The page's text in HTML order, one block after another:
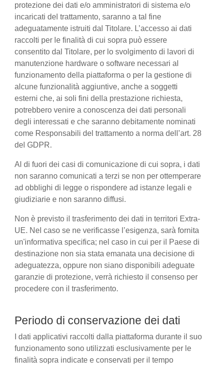
protezione dei dati e/o amministratori di sistema e/o
incaricati del trattamento, saranno a tal fine
adeguatamente istruiti dal Titolare. L’accesso ai dati
raccolti per le finalità di cui sopra può essere
consentito dal Titolare, per lo svolgimento di lavori di
manutenzione hardware o software necessari al
funzionamento della piattaforma o per la gestione di
alcune funzionalità aggiuntive, anche a soggetti
esterni che, ai soli fini della prestazione richiesta,
potrebbero venire a conoscenza dei dati personali
degli interessati e che saranno debitamente nominati
come Responsabili del trattamento a norma dell’art. 28
del GDPR.
Al di fuori dei casi di comunicazione di cui sopra, i dati
non saranno comunicati a terzi se non per ottemperare
ad obblighi di legge o rispondere ad istanze legali e
giudiziarie e non saranno diffusi.
Non è previsto il trasferimento dei dati in territori Extra-
UE. Nel caso se ne verificasse l’esigenza, sarà fornita
un'informativa specifica; nel caso in cui per il Paese di
destinazione non sia stata emanata una decisione di
adeguatezza, oppure non siano disponibili adeguate
garanzie di protezione, verrà richiesto il consenso per
procedere con il trasferimento.
Periodo di conservazione dei dati
I dati applicativi raccolti dalla piattaforma durante il suo
funzionamento sono utilizzati esclusivamente per le
finalità sopra indicate e conservati per il tempo